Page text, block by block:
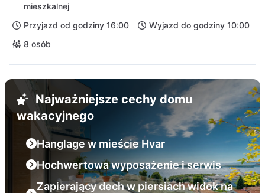
mieszkalnej
Przyjazd od godziny 16:00
Wyjazd do godziny 10:00
8 osób
Najważniejsze cechy domu
wakacyjnego
Hanglage w mieście Hvar
Hochwertowa wyposażenie i serwis
Zapierający dech w piersiach widok na